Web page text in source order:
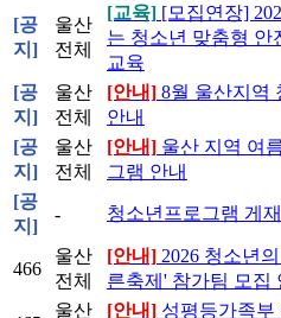
[공
지]
울산
전체
[교육] [모집연장]
는 청소년 맞춤형 안
교육
[공
지]
울산
전체
[안내] 8월 울산지역
안내
[공
지]
울산
전체
[안내] 울산 지역 여
그램 안내
[공
지]
- 청소년프로그램 게
466
울산
전체
[안내] 2026 청소년
른축제' 참가팀 모집
울산
[안내] 성평등가족부